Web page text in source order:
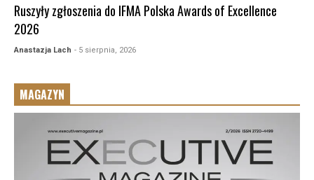
Ruszyły zgłoszenia do IFMA Polska Awards of Excellence
2026
Anastazja Lach - 5 sierpnia, 2026
MAGAZYN